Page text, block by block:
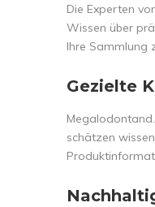
Die Experten
Wissen über
Ihre Sammlung
Gezielte
schätzen